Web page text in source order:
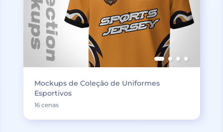
Mockups de Coleção de Uniformes
Esportivos
16 cenas